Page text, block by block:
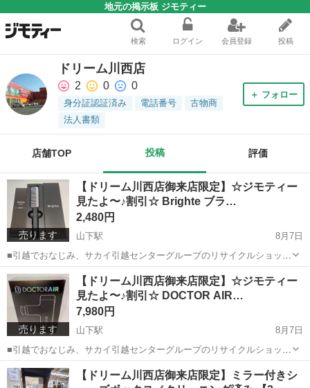
地元の掲示板 ジモティー
検索 ログイン 会員登録 投稿
ドリーム川西店
2 0 0
身分証認証済み 電話番号
古物商
法人書類
＋ フォロー
店舗TOP 投稿 評価
売ります
【ドリーム川西店御来店限定】☆ジモティー
見たよ〜♪割引☆ Brighte ブラ…
2,480円
山下駅
8月7日
■引越でおなじみ、サカイ引越センターグループのリサイクルショップ
【ドリーム川西店】です！ この度はご覧頂きましてありがとうご
ざいます！ ■弊社を装った偽サイトにご注意下さい！ 当店のジモテ
ィー出品情報、画像が複数の偽...
兵庫 川西市 山下駅 ヘアケア ドリーム
売ります
【ドリーム川西店御来店限定】☆ジモティー
見たよ〜♪割引☆ DOCTOR AIR…
7,980円
山下駅
8月7日
■引越でおなじみ、サカイ引越センターグループのリサイクルショップ
【ドリーム川西店】です！ この度はご覧頂きましてありがとうご
ざいます！ ■弊社を装った偽サイトにご注意下さい！ 当店のジモテ
兵庫 川西市 山下駅 マッサージ器 ドリーム
【ドリーム川西店御来店限定】ミラー付きシ